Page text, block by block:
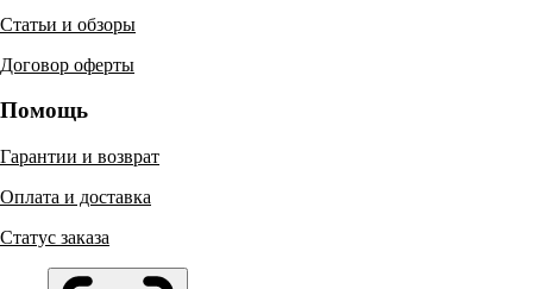
Статьи и обзоры
Договор оферты
Помощь
Гарантии и возврат
Оплата и доставка
Статус заказа